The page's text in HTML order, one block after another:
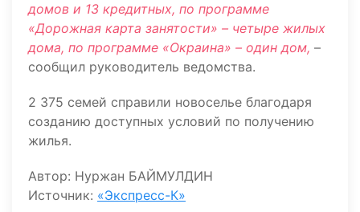
домов и 13 кредитных, по программе
«Дорожная карта занятости» – четыре жилых
дома, по программе «Окраина» – один дом, –
сообщил руководитель ведомства.
2 375 семей справили новоселье благодаря
созданию доступных условий по получению
жилья.
Автор: Нуржан БАЙМУЛДИН
Источник: «Экспресс-К»